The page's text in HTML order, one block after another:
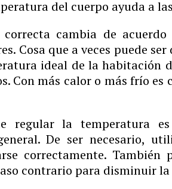
del cuerpo ayuda a
cambia de
Cosa que a veces puede
ideal de la habitación
Con más calor o más frío
regular la temperatura
De ser necesario,
correctamente.
contrario para disminuir